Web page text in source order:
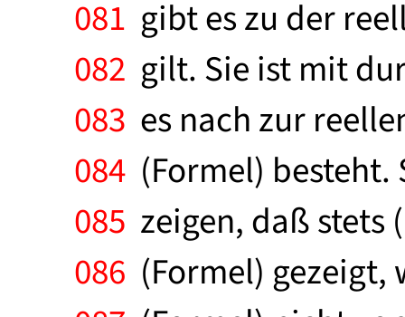
081 gibt es zu der
082 gilt. Sie ist mit
083 es nach zur
084 (Formel)
085 zeigen, daß stets
086 (Formel)